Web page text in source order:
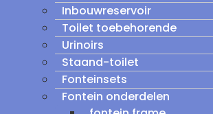
Inbouwreservoir
Toilet toebehorende
Urinoirs
Staand-toilet
Fonteinsets
Fontein onderdelen